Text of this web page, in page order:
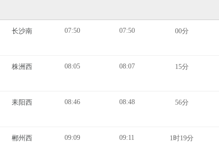
长沙南 07:50 07:50 00分
株洲西 08:05 08:07 15分
耒阳西 08:46 08:48 56分
郴州西 09:09 09:11 1时19分